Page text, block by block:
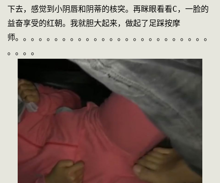
下去，感觉到小阴唇和阴蒂的核突。再眯眼看看C，一脸的
益奋享受的红朝。我就胆大起来，做起了足踩按摩
师。。。。。。。。。。。。。。。。。。。。。。。。。
。。。。